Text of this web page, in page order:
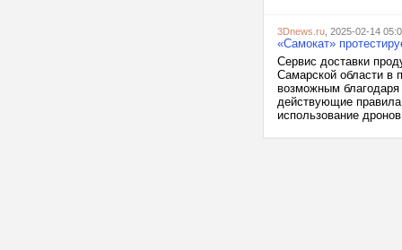
3Dnews.ru , 2025-02-14
«Самокат»
Сервис доставки
Самарской области в
возможным благодаря
действующие
использование